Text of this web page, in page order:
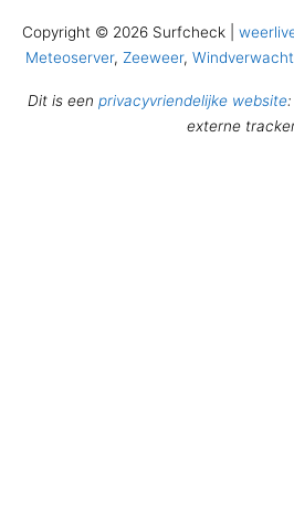
Copyright © 2026 Surfcheck |
Meteoserver, Zeeweer,
Dit is een privacyvriendelijke website:
externe